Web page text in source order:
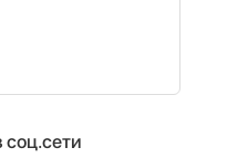
соц.сети